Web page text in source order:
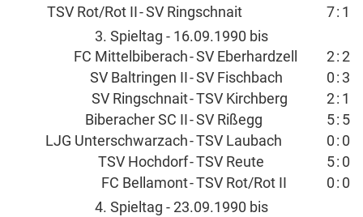
TSV Rot/Rot II -SV Ringschnait 7: 1
3. Spieltag - 16.09.1990 bis
FC Mittelbiberach-SV Eberhardzell 2: 2
SV Baltringen II -SV Fischbach 0 : 3
SV Ringschnait-TSV Kirchberg 2: 1
Biberacher SC II -SV Rißegg 5: 5
LJG Unterschwarzach-TSV Laubach 0 : 0
TSV Hochdorf-TSV Reute 5: 0
FC Bellamont-TSV Rot/Rot II 0 : 0
4. Spieltag - 23.09.1990 bis